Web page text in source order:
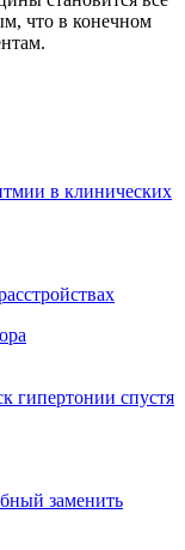
что в конечном
в клинических
гипертонии спустя
заменить